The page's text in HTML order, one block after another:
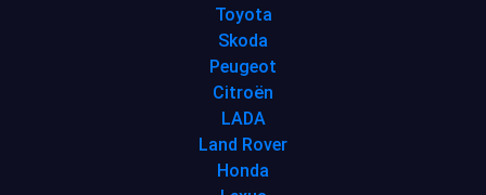
Toyota
Skoda
Peugeot
Citroën
LADA
Land Rover
Honda